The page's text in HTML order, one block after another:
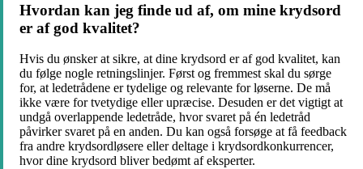
Hvordan kan jeg finde ud af, om mine krydsord
er af god kvalitet?
Hvis du ønsker at sikre, at dine krydsord er af god kvalitet, kan
du følge nogle retningslinjer. Først og fremmest skal du sørge
for, at ledetrådene er tydelige og relevante for løserne. De må
ikke være for tvetydige eller upræcise. Desuden er det vigtigt at
undgå overlappende ledetråde, hvor svaret på én ledetråd
påvirker svaret på en anden. Du kan også forsøge at få feedback
fra andre krydsordløsere eller deltage i krydsordkonkurrencer,
hvor dine krydsord bliver bedømt af eksperter.